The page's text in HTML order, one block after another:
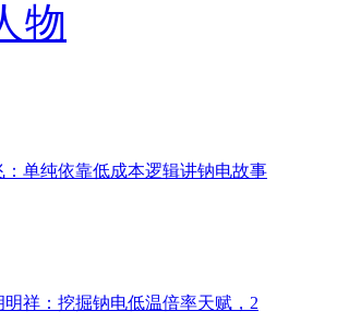
物
：单纯依靠低成本逻辑讲钠电故事
祥：挖掘钠电低温倍率天赋，2